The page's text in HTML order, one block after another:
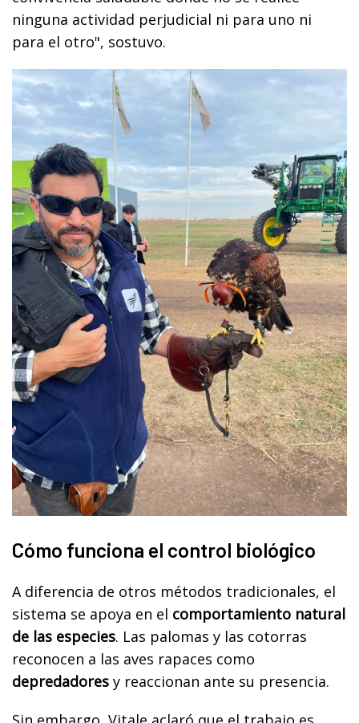
ninguna actividad perjudicial ni para uno ni
para el otro", sostuvo.
Cómo funciona el control biológico
A diferencia de otros métodos tradicionales, el
sistema se apoya en el comportamiento natural
de las especies. Las palomas y las cotorras
reconocen a las aves rapaces como
depredadores y reaccionan ante su presencia.